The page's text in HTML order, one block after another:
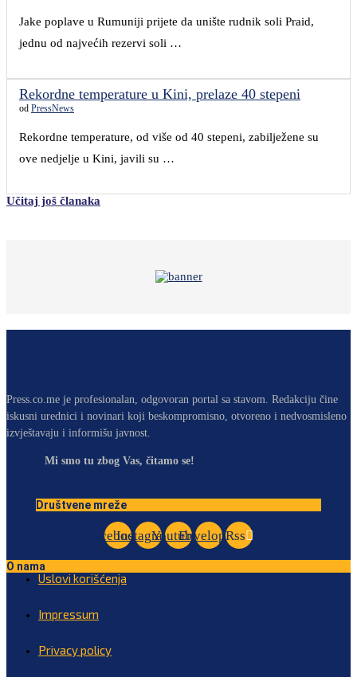
Jake poplave u Rumuniji prijete da unište rudnik soli Praid,
jednu od najvećih rezervi soli …
Rekordne temperature u Kini, prelaze 40 stepeni
od PressNews
Rekordne temperature, od više od 40 stepeni, zabilježene su
ove nedjelje u Kini, javili su …
Učitaj još članaka
Press.co.me je profesionalan, odgovoran portal sa stavom. Redakciju čine
iskusni urednici i novinari koji beskompromisno, otvoreno i nedvosmisleno
izvještavaju i informišu javnost.
Mi smo tu zbog Vas, čitamo se!
Društvene mreže
Facebook
InstagramYoutubeEnvelopeRss
O nama
Uslovi korišćenja
Impressum
Privacy policy